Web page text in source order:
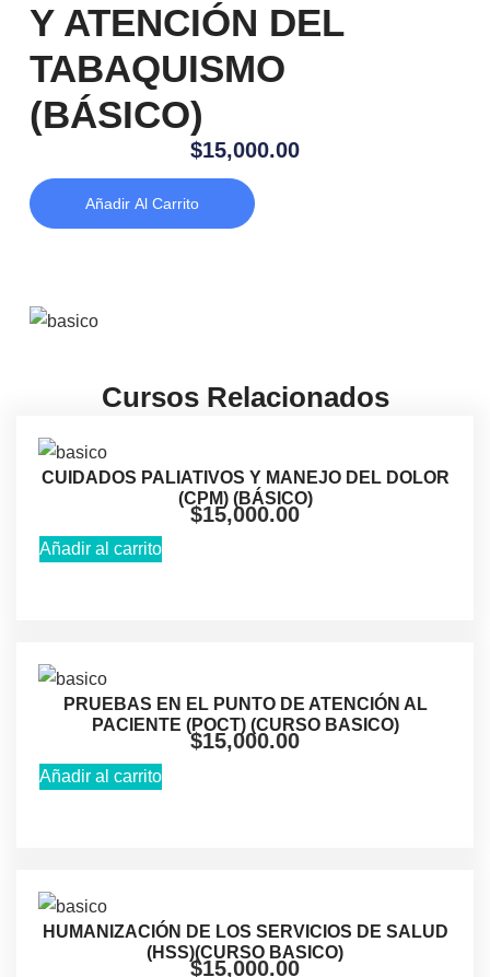
Y ATENCIÓN DEL
TABAQUISMO
(BÁSICO)
$15,000.00
Añadir Al Carrito
Cursos Relacionados
CUIDADOS PALIATIVOS Y MANEJO DEL DOLOR
(CPM) (BÁSICO)
$15,000.00
Añadir al carrito
PRUEBAS EN EL PUNTO DE ATENCIÓN AL
PACIENTE (POCT) (CURSO BASICO)
$15,000.00
Añadir al carrito
HUMANIZACIÓN DE LOS SERVICIOS DE SALUD
(HSS)(CURSO BASICO)
$15,000.00